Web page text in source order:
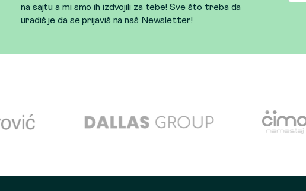
na sajtu a mi smo ih izdvojili za tebe! Sve što treba da
uradiš je da se prijaviš na naš Newsletter!